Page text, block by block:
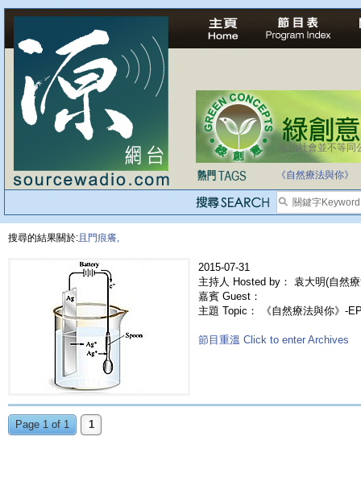
法治社會並不等同
自家教育合法化-
《自然療法與你》
搜尋的結果關於: 且門痕癢,
2015-07-31
主持人 Hosted by： 袁大明(自然
嘉賓 Guest：
主題 Topic： 《自然療法與你》-
節目重溫 Click to enter Archives
Page 1 of 1 1